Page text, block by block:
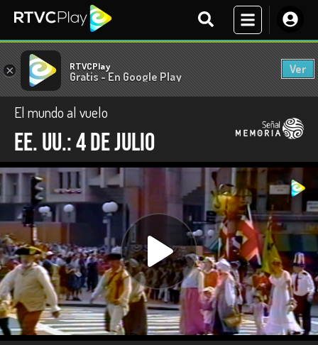
× RTVCPlay
Gratis - En Google Play
Ver
El mundo al vuelo
EE. UU.: 4 de julio